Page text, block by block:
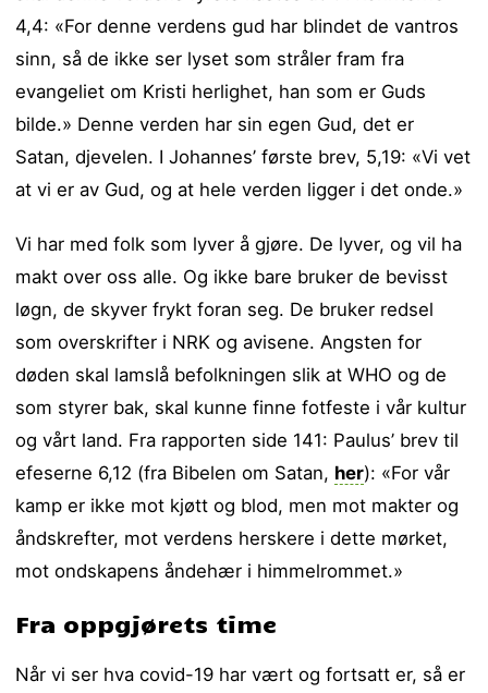
4,4: «For denne verdens gud har blindet de vantros
sinn, så de ikke ser lyset som stråler fram fra
evangeliet om Kristi herlighet, han som er Guds
bilde.» Denne verden har sin egen Gud, det er
Satan, djevelen. I Johannes’ første brev, 5,19: «Vi vet
at vi er av Gud, og at hele verden ligger i det onde.»
Vi har med folk som lyver å gjøre. De lyver, og vil ha
makt over oss alle. Og ikke bare bruker de bevisst
løgn, de skyver frykt foran seg. De bruker redsel
som overskrifter i NRK og avisene. Angsten for
døden skal lamslå befolkningen slik at WHO og de
som styrer bak, skal kunne finne fotfeste i vår kultur
og vårt land. Fra rapporten side 141: Paulus’ brev til
efeserne 6,12 (fra Bibelen om Satan, her): «For vår
kamp er ikke mot kjøtt og blod, men mot makter og
åndskrefter, mot verdens herskere i dette mørket,
mot ondskapens åndehær i himmelrommet.»
Fra oppgjørets time
Når vi ser hva covid-19 har vært og fortsatt er, så er